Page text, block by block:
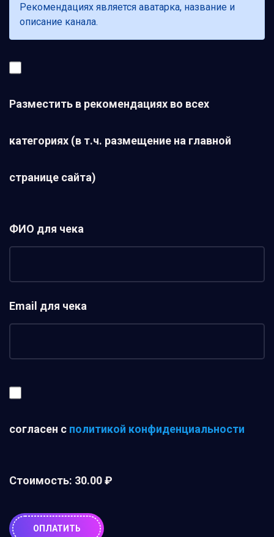
Рекомендациях является аватарка, название и
описание канала.
Разместить в рекомендациях во всех
категориях (в т.ч. размещение на главной
странице сайта)
ФИО для чека
Email для чека
согласен с политикой конфиденциальности
Стоимость: 30.00 ₽
ОПЛАТИТЬ